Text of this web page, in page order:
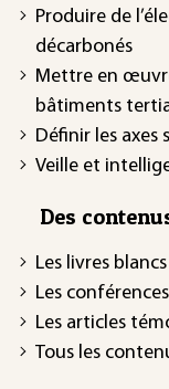
Produire de
décarbonés
Mettre en
bâtiments
Définir les axes
Veille et
Des
Les livres blancs
Les
Les articles
Tous les